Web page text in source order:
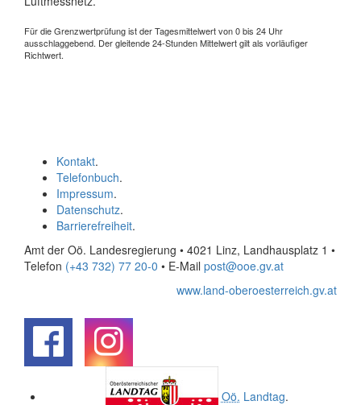
Für die Grenzwertprüfung ist der Tagesmittelwert von 0 bis 24 Uhr
ausschlaggebend. Der gleitende 24-Stunden Mittelwert gilt als vorläufiger
Richtwert.
Kontakt.
Telefonbuch.
Impressum.
Datenschutz.
Barrierefreiheit.
Amt der Oö. Landesregierung • 4021 Linz, Landhausplatz 1 •
Telefon (+43 732) 77 20-0 • E-Mail post@ooe.gv.at
www.land-oberoesterreich.gv.at
Oö. Landtag.